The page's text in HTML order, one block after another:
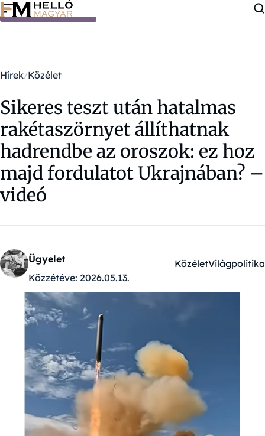
Ugrás a tartalomra
Hírek Közélet
Sikeres teszt után hatalmas
rakétaszörnyet állíthatnak
hadrendbe az oroszok: ez hoz
majd fordulatot Ukrajnában? –
videó
Ügyelet
Közzétéve: 2026.05.13.
Kategóriák:
KözéletVilágpolitika